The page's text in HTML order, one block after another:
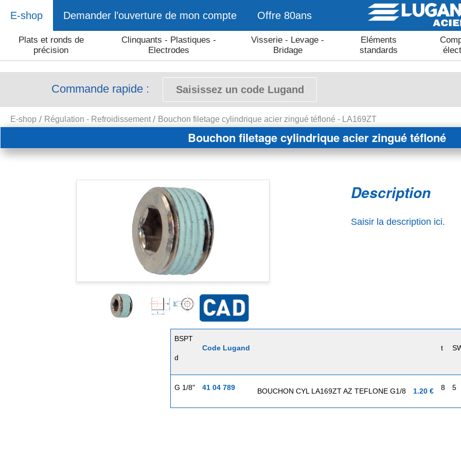
E-shop Demander l’ouverture de mon compte Offre 80ans
Plats et ronds de
précision
Clinquants - Plastiques -
Electrodes
Visserie - Levage -
Bridage
Eléments
standards
Commande rapide :
E-shop Régulation - Refroidissement Bouchon filetage cylindrique acier zingué téfloné - LA169ZT
Bouchon filetage cylindrique acier zingué téfloné
Description
Saisir la description ici.
BSPT
d
Code Lugand t
G 1/8" 41 04 789 BOUCHON CYL LA169ZT AZ TEFLONE G1/8 1.20 € 8 5